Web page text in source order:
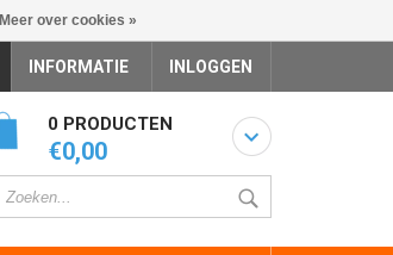
INFORMATIE INLOGGEN
0 PRODUCTEN
€0,00
Meer over cookies »